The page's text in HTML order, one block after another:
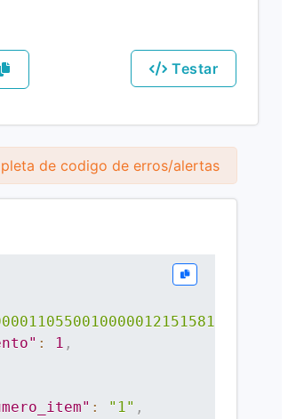
Testar
de codigo de erros/alertas
: 1 ,
: "1" ,